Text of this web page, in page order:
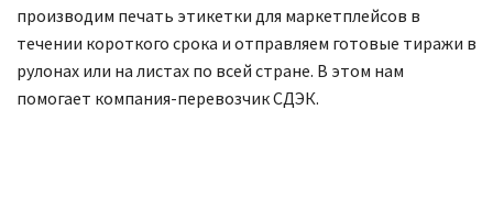
производим печать этикетки для маркетплейсов в
течении короткого срока и отправляем готовые тиражи в
рулонах или на листах по всей стране. В этом нам
помогает компания-перевозчик СДЭК.